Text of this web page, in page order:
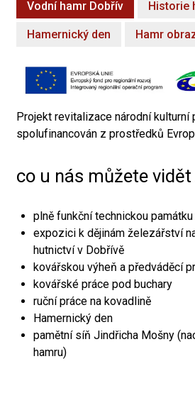
Vodní hamr Dobřív Historie
Hamernický den Hamr
Projekt revitalizace národní kulturní
spolufinancován z prostředků
co u nás můžete
plně funkční technickou
expozici k dějinám železářství
hutnictví v Dobřívě
kovářskou výheň a předváděcí
kovářské práce pod buchary
ruční práce na kovadlině
Hamernický den
pamětní síň Jindřicha Mošny
hamru)